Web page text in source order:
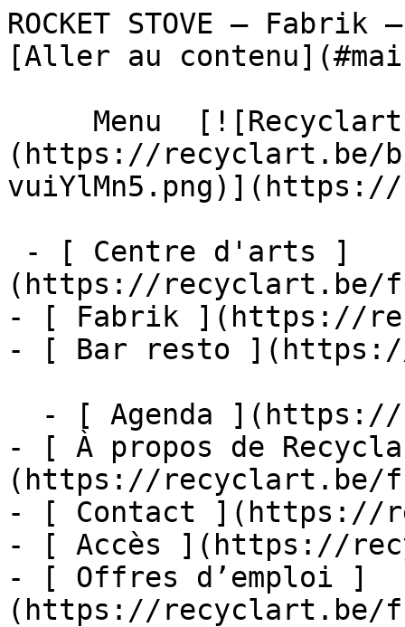
ROCKET STOVE –
[Aller au
(https://recyclart.be/
(https://recyclart.be/
- [ Fabrik ](https://
- [ Bar resto
- [ À propos de
(https://recyclart.be/
- [ Contact ](https://
- [ Accès ](https://
- [ Offres d’emploi ]
(https://recyclart.be/